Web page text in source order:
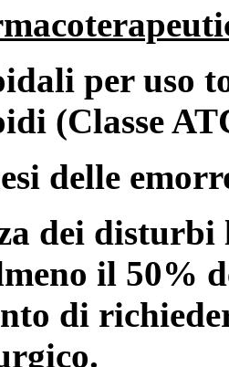
per uso
(Classe
delle
dei disturbi
il 50%
di